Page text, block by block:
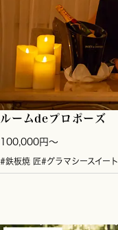
ルームdeプロポーズ
100,000円～
#鉄板焼 匠#グラマシースイート